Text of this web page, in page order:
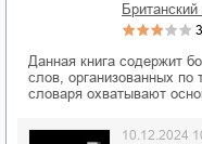
3
Данная книга содержит
слов, организованных по
словаря охватывают
10.12.2024